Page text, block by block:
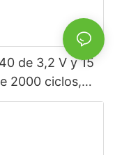
de 3,2 V y 15
2000 ciclos,
energía